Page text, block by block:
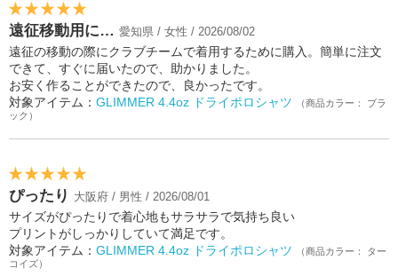
遠征移動用に… 愛知県 / 女性 / 2026/08/02
遠征の移動の際にクラブチームで着用するために購入。簡単に注文
できて、すぐに届いたので、助かりました。
お安く作ることができたので、良かったです。
対象アイテム： GLIMMER 4.4oz ドライポロシャツ
（商品カラー： ブラ
ック）
ぴったり 大阪府 / 男性 / 2026/08/01
サイズがぴったりで着心地もサラサラで気持ち良い
プリントがしっかりしていて満足です。
対象アイテム： GLIMMER 4.4oz ドライポロシャツ
（商品カラー： ター
コイズ）